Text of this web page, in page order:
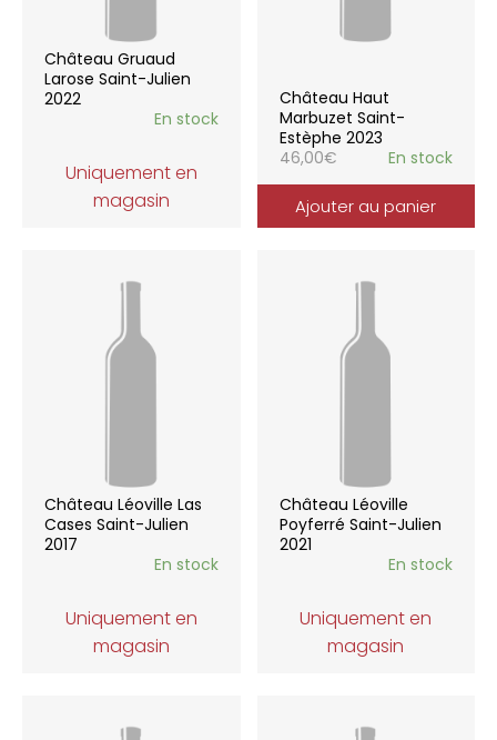
Château Gruaud
Larose Saint-Julien
2022
En stock
Uniquement en
magasin
Château Haut
Marbuzet Saint-
Estèphe 2023
46,00€ En stock
Ajouter au panier
Château Léoville Las
Cases Saint-Julien
2017
En stock
Uniquement en
magasin
Château Léoville
Poyferré Saint-Julien
2021
En stock
Uniquement en
magasin